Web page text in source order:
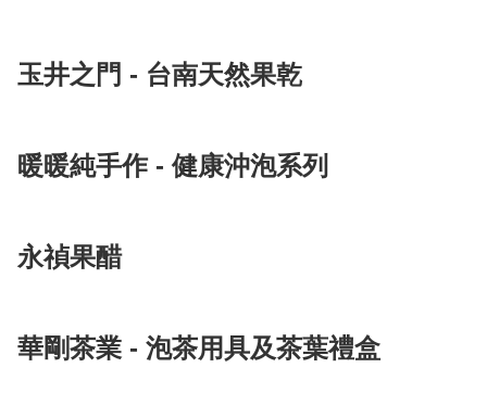
玉井之門 - 台南天然果乾
暖暖純手作 - 健康沖泡系列
永禎果醋
華剛茶業 - 泡茶用具及茶葉禮盒